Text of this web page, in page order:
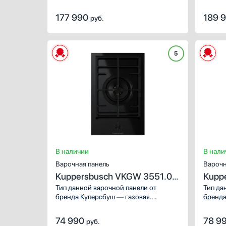
Индивидуальные чугунные
решетки для всех конфорок
Составные чугунные решетки
Показать все
Встроенная вытяжка
177 990 руб. 189
5
В наличии
Варочная панель
Kuppersbusch VKGW 3551.0
SR-E5
Тип данной варочной панели от
бренда Куперсбуш — газовая.
кулинарных умений. Обратите
74 990 руб.
В
SR-
Тип
78